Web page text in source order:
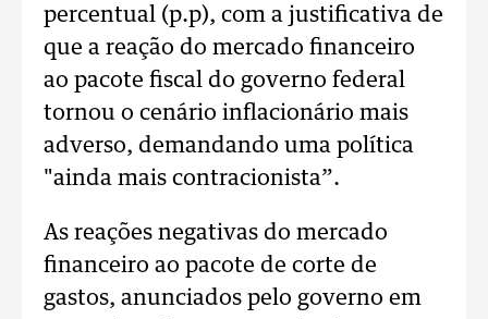
percentual (p.p), com a justificativa de
que a reação do mercado financeiro
ao pacote fiscal do governo federal
tornou o cenário inflacionário mais
adverso, demandando uma política
"ainda mais contracionista”.
As reações negativas do mercado
financeiro ao pacote de corte de
gastos, anunciados pelo governo em